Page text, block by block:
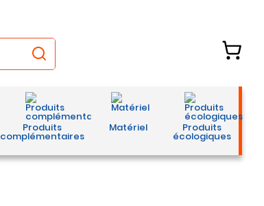
Produits
complémentaires
Matériel Produits
écologiques